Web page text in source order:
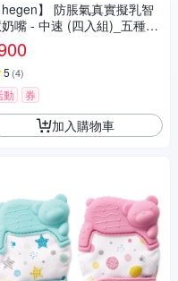
】 防脹氣真實擬乳智
嘴 - 中速 (四入組)_五種款
5 (4)
動 券
加入購物車